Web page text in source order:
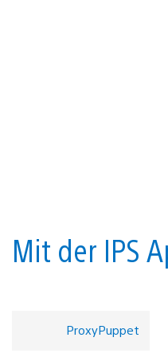
Mit der IPS
ProxyPuppet